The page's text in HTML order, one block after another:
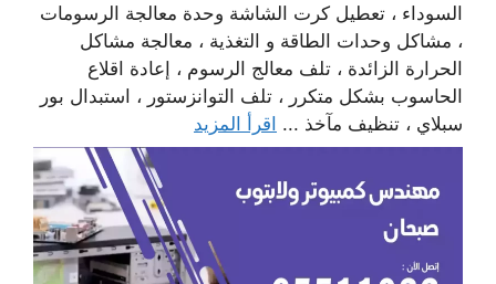
السوداء ، تعطيل كرت الشاشة وحدة معالجة الرسومات
، مشاكل وحدات الطاقة و التغذية ، معالجة مشاكل
الحرارة الزائدة ، تلف معالج الرسوم ، إعادة اقلاع
الحاسوب بشكل متكرر ، تلف التوانزستور ، استبدال بور
سبلاي ، تنظيف مآخذ ... اقرأ المزيد